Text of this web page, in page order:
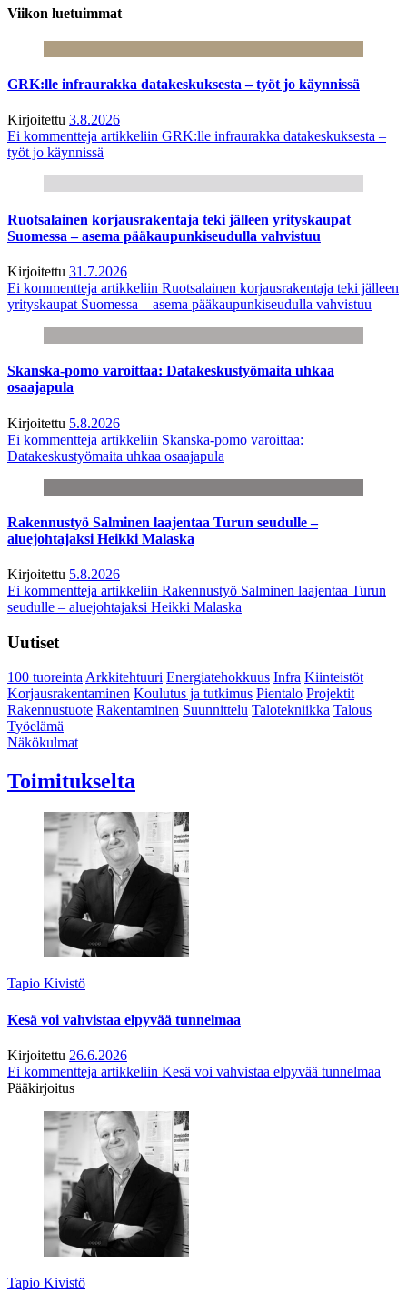
Viikon luetuimmat
GRK:lle infraurakka datakeskuksesta – työt jo käynnissä
Kirjoitettu 3.8.2026
Ei kommentteja artikkeliin GRK:lle infraurakka datakeskuksesta –
työt jo käynnissä
Ruotsalainen korjausrakentaja teki jälleen yrityskaupat
Suomessa – asema pääkaupunkiseudulla vahvistuu
Kirjoitettu 31.7.2026
Ei kommentteja artikkeliin Ruotsalainen korjausrakentaja teki jälleen
yrityskaupat Suomessa – asema pääkaupunkiseudulla vahvistuu
Skanska-pomo varoittaa: Datakeskustyömaita uhkaa
osaajapula
Kirjoitettu 5.8.2026
Ei kommentteja artikkeliin Skanska-pomo varoittaa:
Datakeskustyömaita uhkaa osaajapula
Rakennustyö Salminen laajentaa Turun seudulle –
aluejohtajaksi Heikki Malaska
Kirjoitettu 5.8.2026
Ei kommentteja artikkeliin Rakennustyö Salminen laajentaa Turun
seudulle – aluejohtajaksi Heikki Malaska
Uutiset
100 tuoreintaArkkitehtuuri Energiatehokkuus Infra Kiinteistöt
Korjausrakentaminen Koulutus ja tutkimus Pientalo Projektit
Rakennustuote Rakentaminen Suunnittelu Talotekniikka Talous
Työelämä
Näkökulmat
Toimitukselta
Tapio Kivistö
Kesä voi vahvistaa elpyvää tunnelmaa
Kirjoitettu 26.6.2026
Ei kommentteja artikkeliin Kesä voi vahvistaa elpyvää tunnelmaa
Pääkirjoitus
Tapio Kivistö